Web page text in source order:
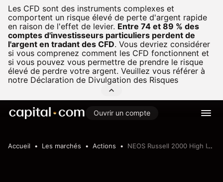
Les CFD sont des instruments complexes et
comportent un risque élevé de perte d'argent rapide
en raison de l'effet de levier. Entre 74 et 89 % des
comptes d'investisseurs particuliers perdent de
l'argent en tradant des CFD. Vous devriez considérer
si vous comprenez comment les CFD fonctionnent et
si vous pouvez vous permettre de prendre le risque
élevé de perdre votre argent. Veuillez vous référer à
notre Déclaration de Divulgation des Risques
Ouvrir un compte
Accueil Les marchés Actions NEOS Russell 2000 High Income ETF